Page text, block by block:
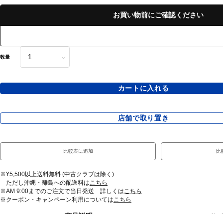
お買い物前にご確認ください
数量
カートに入れる
店舗で取り置き
比較表に追加 比
※¥5,500以上送料無料 (中古クラブは除く)
ただし沖縄・離島への配送料はこちら
※AM 9:00までのご注文で当日発送 詳しくはこちら
※クーポン・キャンペーン利用についてはこちら